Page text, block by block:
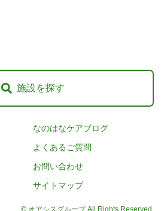
施設を探す
なのはなケアブログ
よくあるご質問
お問い合わせ
サイトマップ